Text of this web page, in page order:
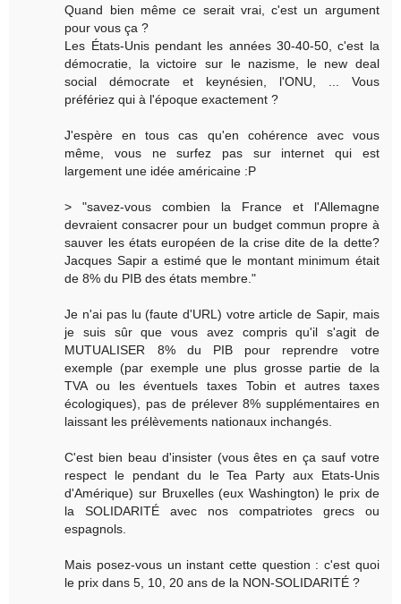
Quand bien même ce serait vrai, c'est un argument
pour vous ça ?
Les États-Unis pendant les années 30-40-50, c'est la
démocratie, la victoire sur le nazisme, le new deal
social démocrate et keynésien, l'ONU, ... Vous
préfériez qui à l'époque exactement ?
J'espère en tous cas qu'en cohérence avec vous
même, vous ne surfez pas sur internet qui est
largement une idée américaine :P
> "savez-vous combien la France et l'Allemagne
devraient consacrer pour un budget commun propre à
sauver les états européen de la crise dite de la dette?
Jacques Sapir a estimé que le montant minimum était
de 8% du PIB des états membre."
Je n'ai pas lu (faute d'URL) votre article de Sapir, mais
je suis sûr que vous avez compris qu'il s'agit de
MUTUALISER 8% du PIB pour reprendre votre
exemple (par exemple une plus grosse partie de la
TVA ou les éventuels taxes Tobin et autres taxes
écologiques), pas de prélever 8% supplémentaires en
laissant les prélèvements nationaux inchangés.
C'est bien beau d'insister (vous êtes en ça sauf votre
respect le pendant du le Tea Party aux Etats-Unis
d'Amérique) sur Bruxelles (eux Washington) le prix de
la SOLIDARITÉ avec nos compatriotes grecs ou
espagnols.
Mais posez-vous un instant cette question : c'est quoi
le prix dans 5, 10, 20 ans de la NON-SOLIDARITÉ ?